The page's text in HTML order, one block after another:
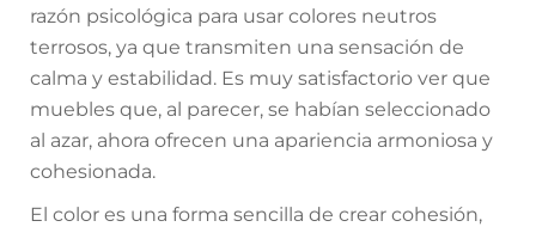
razón psicológica para usar colores neutros
terrosos, ya que transmiten una sensación de
calma y estabilidad. Es muy satisfactorio ver que
muebles que, al parecer, se habían seleccionado
al azar, ahora ofrecen una apariencia armoniosa y
cohesionada.
El color es una forma sencilla de crear cohesión,